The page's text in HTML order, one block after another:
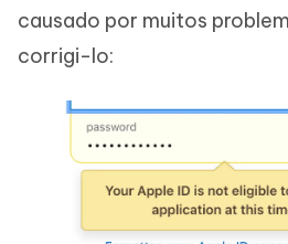
causado por muitos
corrigi-lo: